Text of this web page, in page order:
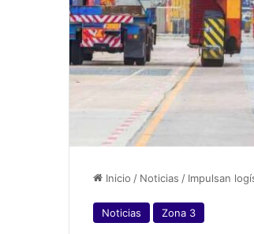
Inicio / Noticias / Impulsan
Noticias Zona 3